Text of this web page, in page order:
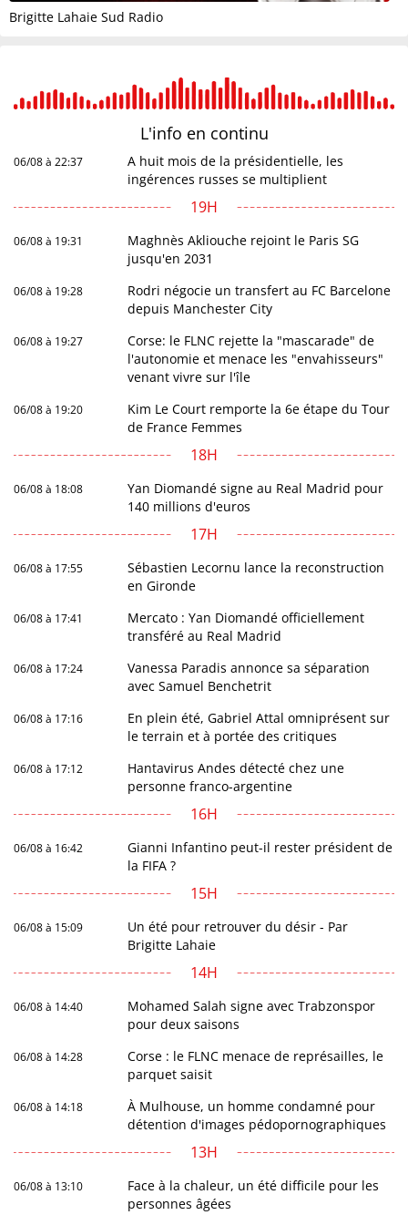
Brigitte Lahaie Sud Radio
L'info en continu
06/08 à 22:37
A huit mois de la présidentielle, les
ingérences russes se multiplient
19H
06/08 à 19:31
Maghnès Akliouche rejoint le Paris SG
jusqu'en 2031
06/08 à 19:28
Rodri négocie un transfert au FC Barcelone
depuis Manchester City
06/08 à 19:27
Corse: le FLNC rejette la "mascarade" de
l'autonomie et menace les "envahisseurs"
venant vivre sur l'île
06/08 à 19:20
Kim Le Court remporte la 6e étape du Tour
de France Femmes
18H
06/08 à 18:08
Yan Diomandé signe au Real Madrid pour
140 millions d'euros
17H
06/08 à 17:55
Sébastien Lecornu lance la reconstruction
en Gironde
06/08 à 17:41
Mercato : Yan Diomandé officiellement
transféré au Real Madrid
06/08 à 17:24
Vanessa Paradis annonce sa séparation
avec Samuel Benchetrit
06/08 à 17:16
En plein été, Gabriel Attal omniprésent sur
le terrain et à portée des critiques
06/08 à 17:12
Hantavirus Andes détecté chez une
personne franco-argentine
16H
06/08 à 16:42
Gianni Infantino peut-il rester président de
la FIFA ?
15H
06/08 à 15:09
Un été pour retrouver du désir - Par
Brigitte Lahaie
14H
06/08 à 14:40
Mohamed Salah signe avec Trabzonspor
pour deux saisons
06/08 à 14:28
Corse : le FLNC menace de représailles, le
parquet saisit
06/08 à 14:18
À Mulhouse, un homme condamné pour
détention d'images pédopornographiques
13H
06/08 à 13:10
Face à la chaleur, un été difficile pour les
personnes âgées